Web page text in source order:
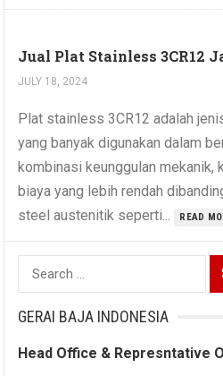
Jual Plat Stainless 3CR12
JULY 18, 2024
Plat stainless 3CR12 adalah
yang banyak digunakan dalam
kombinasi keunggulan mekanik,
biaya yang lebih rendah
steel austenitik seperti...
READ
Search
for:
GERAI BAJA INDONESIA
Head Office & Represntative